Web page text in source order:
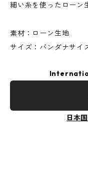
細い糸を使ったローン
素材：ローン生地
サイズ：バンダナサイ
日本